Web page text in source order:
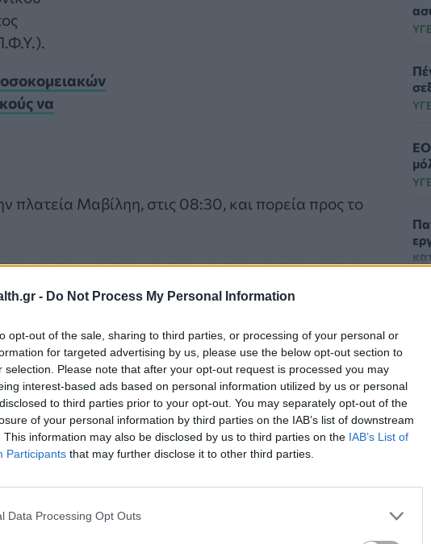
- Do Not Process My Personal Information
opt-out of the sale, sharing to third parties, or processing of your personal or
for targeted advertising by us, please use the below opt-out section to
selection. Please note that after your opt-out request is processed you may
interest-based ads based on personal information utilized by us or personal
to third parties prior to your opt-out. You may separately opt-out of the
of your personal information by third parties on the IAB’s list of downstream
This information may also be disclosed by us to third parties on the IAB’s List of
Participants that may further disclose it to other third parties.
Data Processing Opt Outs
να
πλατεία Μαβίληη, στις 08:30, και πορεία προς το